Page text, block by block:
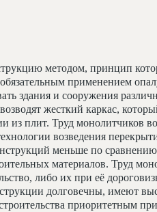
методом, принцип
применением
здания и сооружения
жесткий каркас,
из плит. Труд монолитчиков
возведения
меньше по
материалов. Труд
либо их при её
долговечны, имеют
приоритетным